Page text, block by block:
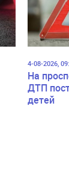
4-08-2026,
На
ДТП
детей